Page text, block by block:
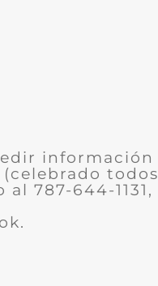
información
(celebrado todos
787-644-1131,